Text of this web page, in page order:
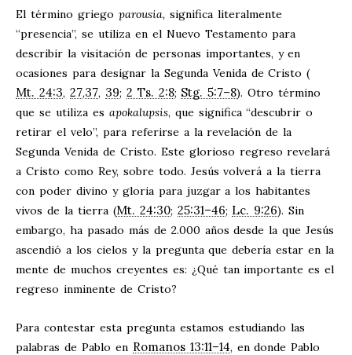
El término griego parousia,significa literalmente
“presencia”, se utiliza en el Nuevo Testamento para
describir la visitación de personas importantes, y en
ocasiones para designar la Segunda Venida de Cristo (
Mt. 24:3, 27,37, 39; 2 Ts. 2:8; Stg. 5:7–8). Otro término
que se utiliza es apokalupsis, que significa “descubrir o
retirar el velo”, para referirse a la revelación de la
Segunda Venida de Cristo. Este glorioso regreso revelará
a Cristo como Rey, sobre todo. Jesús volverá a la tierra
con poder divino y gloria para juzgar a los habitantes
vivos de la tierra (Mt. 24:30; 25:31–46; Lc. 9:26). Sin
embargo, ha pasado más de 2.000 años desde la que Jesús
ascendió a los cielos y la pregunta que debería estar en la
mente de muchos creyentes es: ¿Qué tan importante es el
regreso inminente de Cristo?
Para contestar esta pregunta estamos estudiando las
palabras de Pablo en Romanos 13:11–14, en donde Pablo